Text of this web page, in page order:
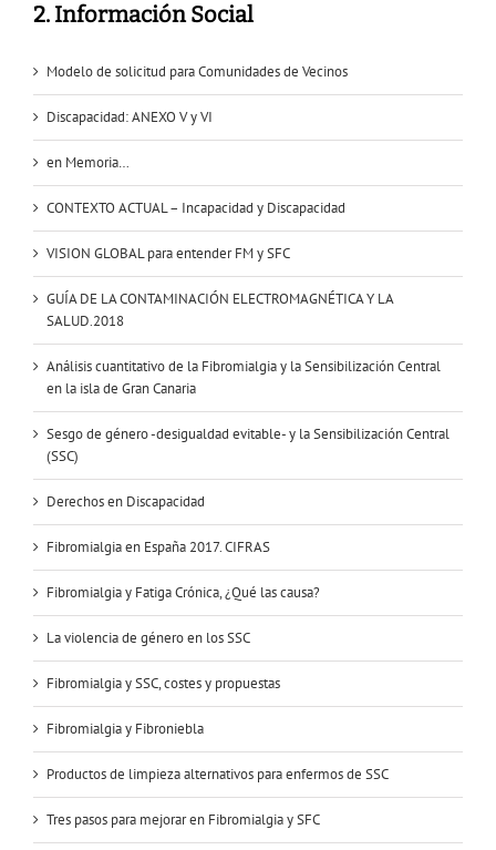
2. Información Social
Modelo de solicitud para Comunidades de Vecinos
Discapacidad: ANEXO V y VI
en Memoria…
CONTEXTO ACTUAL – Incapacidad y Discapacidad
VISION GLOBAL para entender FM y SFC
GUÍA DE LA CONTAMINACIÓN ELECTROMAGNÉTICA Y LA
SALUD.2018
Análisis cuantitativo de la Fibromialgia y la Sensibilización Central
en la isla de Gran Canaria
Sesgo de género -desigualdad evitable- y la Sensibilización Central
(SSC)
Derechos en Discapacidad
Fibromialgia en España 2017. CIFRAS
Fibromialgia y Fatiga Crónica, ¿Qué las causa?
La violencia de género en los SSC
Fibromialgia y SSC, costes y propuestas
Fibromialgia y Fibroniebla
Productos de limpieza alternativos para enfermos de SSC
Tres pasos para mejorar en Fibromialgia y SFC